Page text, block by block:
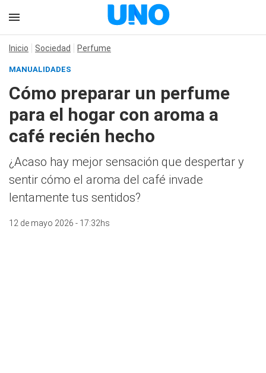
Inicio Sociedad Perfume
MANUALIDADES
Cómo preparar un perfume
para el hogar con aroma a
café recién hecho
¿Acaso hay mejor sensación que despertar y
sentir cómo el aroma del café invade
lentamente tus sentidos?
12 de mayo 2026 - 17:32hs